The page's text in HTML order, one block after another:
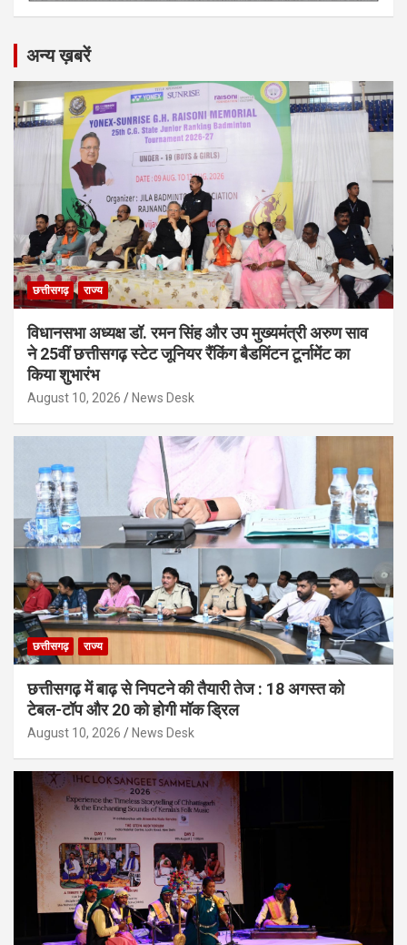
अन्य ख़बरें
छत्तीसगढ़ राज्य
विधानसभा अध्यक्ष डॉ. रमन सिंह और उप मुख्यमंत्री अरुण साव
ने 25वीं छत्तीसगढ़ स्टेट जूनियर रैंकिंग बैडमिंटन टूर्नामेंट का
किया शुभारंभ
August 10, 2026 News Desk
छत्तीसगढ़ राज्य
छत्तीसगढ़ में बाढ़ से निपटने की तैयारी तेज : 18 अगस्त को
टेबल-टॉप और 20 को होगी मॉक ड्रिल
August 10, 2026 News Desk